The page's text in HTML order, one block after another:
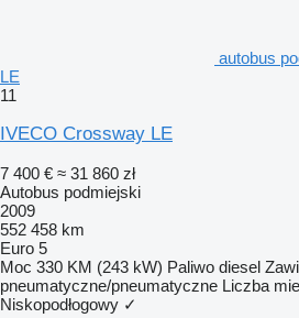
autobus
LE
11
IVECO Crossway LE
7 400 € ≈ 31 860 zł
Autobus podmiejski
2009
552 458 km
Euro 5
Moc 330 KM (243 kW) Paliwo diesel
pneumatyczne/pneumatyczne Liczba
Niskopodłogowy ✓